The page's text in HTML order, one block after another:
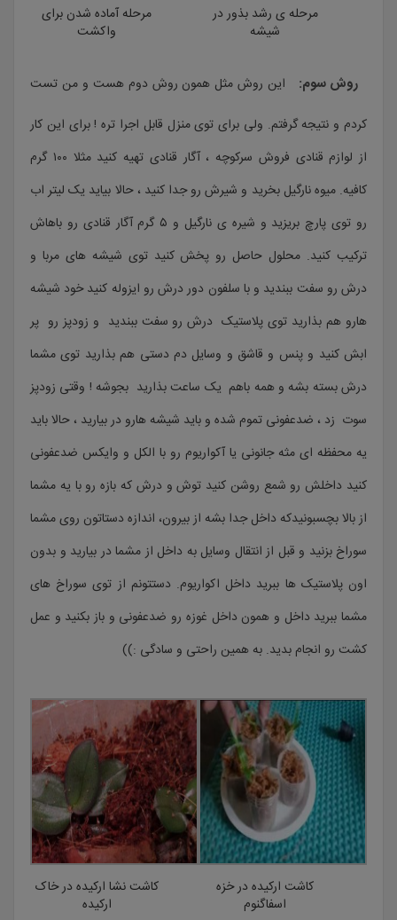
مرحله ی رشد بذور در
شیشه
مرحله آماده شدن برای
واکشت
روش سوم:
این روش مثل همون روش دوم هست و من تست
کردم و نتیجه گرفتم. ولی برای توی منزل قابل اجرا تره ! برای این کار
از لوازم قنادی فروش سرکوچه ، آگار قنادی تهیه کنید مثلا ۱۰۰ گرم
کافیه. میوه نارگیل بخرید و شیرش رو جدا کنید ، حالا بیاید یک لیتر اب
رو توی پارچ بریزید و شیره ی نارگیل و ۵ گرم آگار قنادی رو باهاش
ترکیب کنید. محلول حاصل رو پخش کنید توی شیشه های مربا و
درش رو سفت ببندید و با سلفون دور درش رو ایزوله کنید خود شیشه
هارو هم بذارید توی پلاستیک درش رو سفت ببندید و زودپز رو پر
ابش کنید و پنس و قاشق و وسایل دم دستی هم بذارید توی مشما
درش بسته بشه و همه باهم یک ساعت بذارید بجوشه ! وقتی زودپز
سوت زد ، ضدعفونی تموم شده و باید شیشه هارو در بیارید ، حالا باید
یه محفظه ای مثه جانونی یا آکواریوم رو با الکل و وایکس ضدعفونی
کنید داخلش رو شمع روشن کنید توش و درش که بازه رو با یه مشما
از بالا بچسبونیدکه داخل جدا بشه از بیرون، اندازه دستاتون روی مشما
سوراخ بزنید و قبل از انتقال وسایل به داخل از مشما در بیارید و بدون
اون پلاستیک ها ببرید داخل اکواریوم. دستتونم از توی سوراخ های
مشما ببرید داخل و همون داخل غوزه رو ضدعفونی و باز بکنید و عمل
کشت رو انجام بدید. به همین راحتی و سادگی :))
کاشت ارکیده در خزه
اسفاگنوم
کاشت نشا ارکیده در خاک
ارکیده